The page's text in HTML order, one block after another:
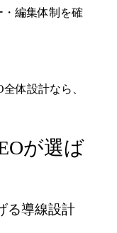
編集体制を確
体設計なら、
が選ば
る導線設計